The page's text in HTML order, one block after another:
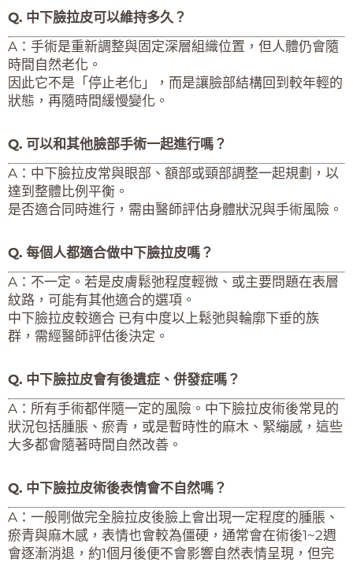
Q. 中下臉拉皮可以維持多久？
A：手術是重新調整與固定深層組織位置，但人體仍會隨
時間自然老化。
因此它不是「停止老化」，而是讓臉部結構回到較年輕的
狀態，再隨時間緩慢變化。
Q. 可以和其他臉部手術一起進行嗎？
A：中下臉拉皮常與眼部、額部或頸部調整一起規劃，以
達到整體比例平衡。
是否適合同時進行，需由醫師評估身體狀況與手術風險。
Q. 每個人都適合做中下臉拉皮嗎？
A：不一定。若是皮膚鬆弛程度輕微、或主要問題在表層
紋路，可能有其他適合的選項。
中下臉拉皮較適合 已有中度以上鬆弛與輪廓下垂的族
群，需經醫師評估後決定。
Q. 中下臉拉皮會有後遺症、併發症嗎？
A：所有手術都伴隨一定的風險。中下臉拉皮術後常見的
狀況包括腫脹、瘀青，或是暫時性的麻木、緊繃感，這些
大多都會隨著時間自然改善。
Q. 中下臉拉皮術後表情會不自然嗎？
A：一般剛做完全臉拉皮後臉上會出現一定程度的腫脹、
瘀青與麻木感，表情也會較為僵硬，通常會在術後1~2週
會逐漸消退，約1個月後便不會影響自然表情呈現，但完